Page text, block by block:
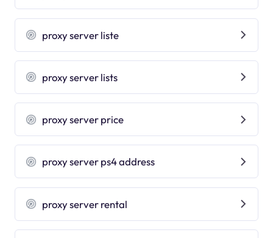
proxy server liste
proxy server lists
proxy server price
proxy server ps4 address
proxy server rental